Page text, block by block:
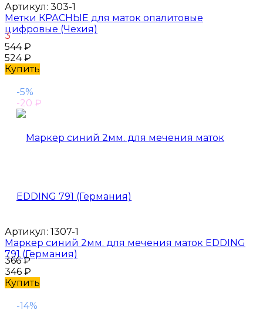
Артикул: 303-1
Метки КРАСНЫЕ для маток опалитовые
цифровые (Чехия)
3
544₽
524₽
Купить
-5%
-20 ₽
Артикул: 1307-1
Маркер синий 2мм. для мечения маток EDDING
791 (Германия)
366₽
346 ₽
Купить
-14%